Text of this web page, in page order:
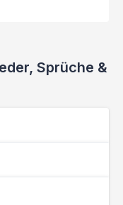
Sprüche &